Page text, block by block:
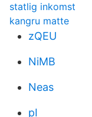
statlig inkomst
kangru matte
zQEU
NiMB
Neas
pI